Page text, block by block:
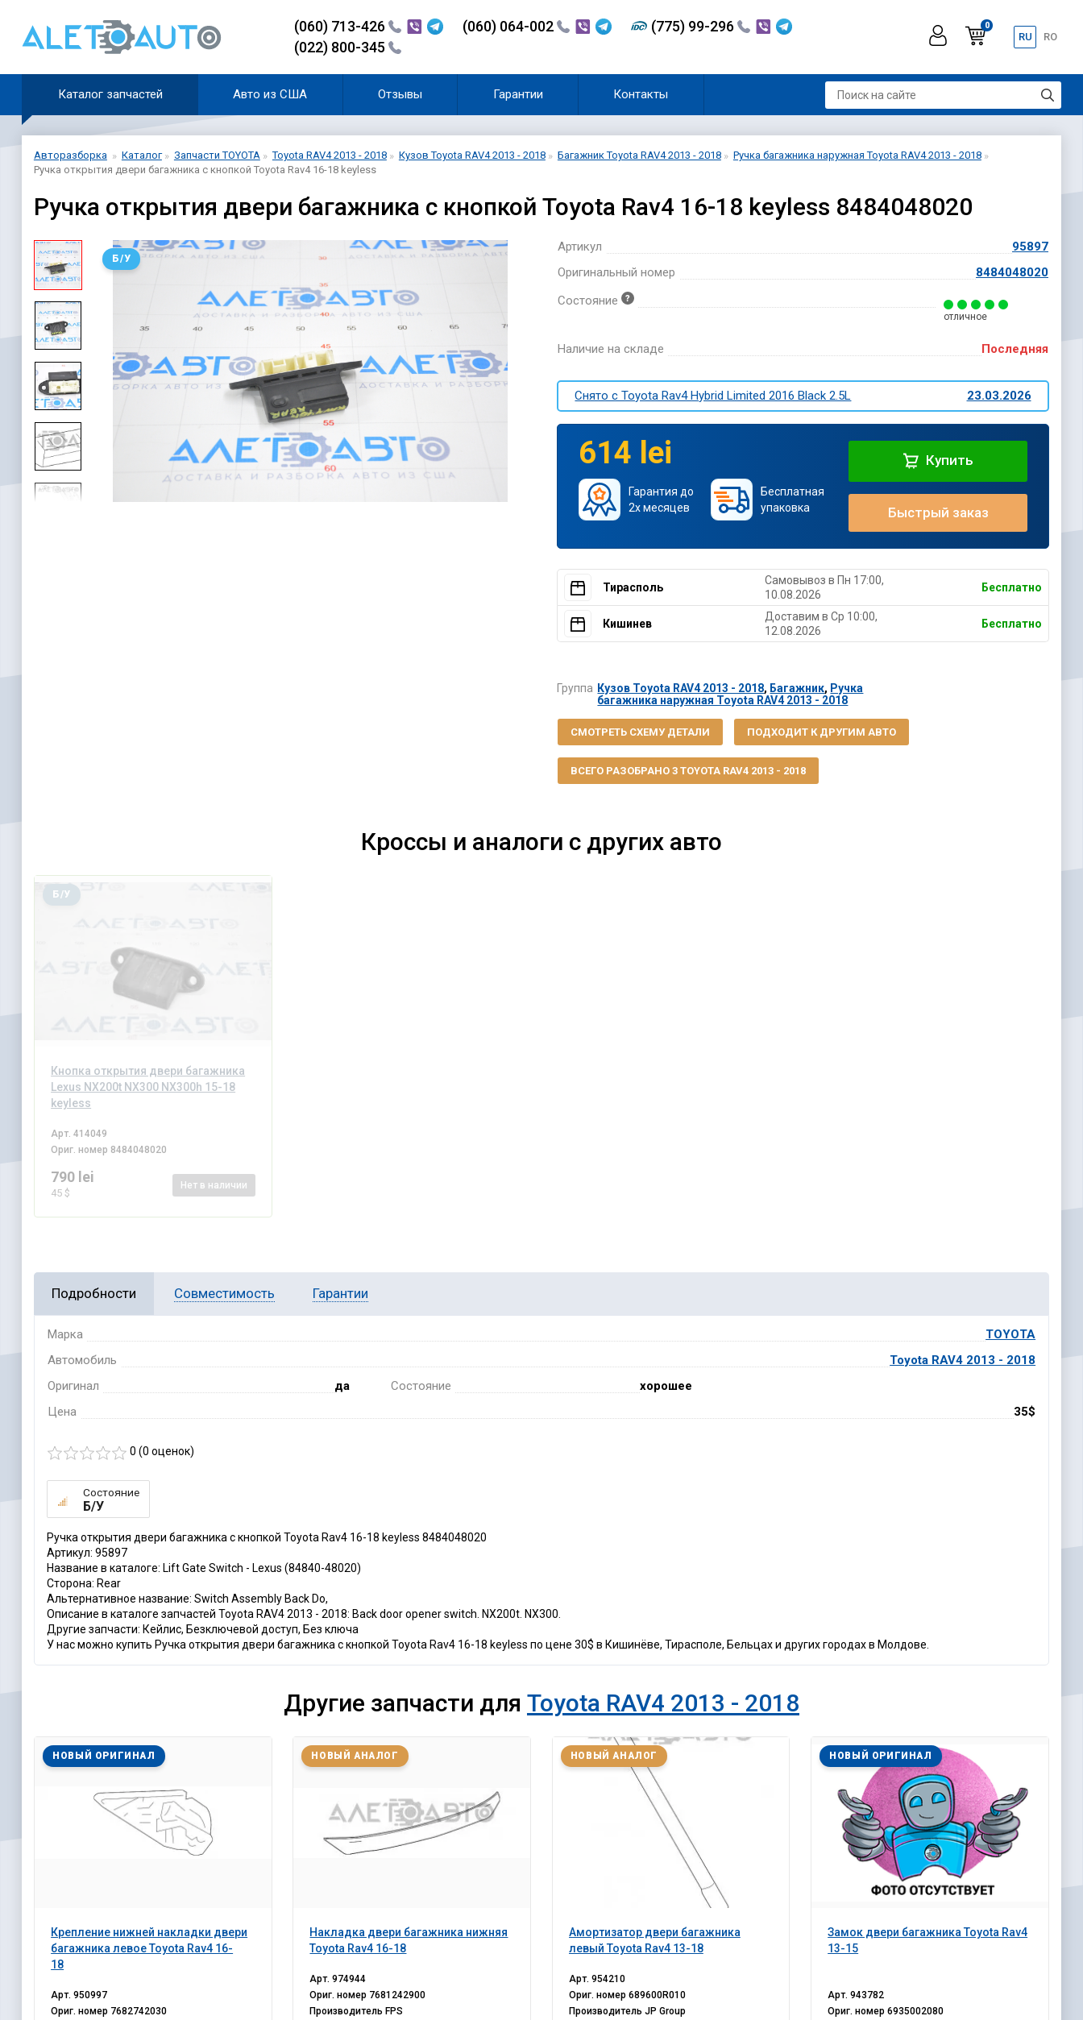
(060) 713-426 (060) 064-002
(775) 99-296
(022) 800-345
0
RU RO
Каталог запчастей Авто из США Отзывы Гарантии Контакты
Авторазборка Каталог Запчасти TOYOTA Toyota RAV4 2013 - 2018 Кузов Toyota RAV4 2013 - 2018 Багажник Toyota RAV4 2013 - 2018
Ручка багажника наружная Toyota RAV4 2013 - 2018
Ручка открытия двери багажника с кнопкой Toyota Rav4 16-18 keyless
Ручка открытия двери багажника с кнопкой Toyota Rav4 16-18 keyless 8484048020
Б/У
Артикул
95897
Оригинальный номер
8484048020
Состояние
отличное
Наличие на складе Последняя
Снято c Toyota Rav4 Hybrid Limited 2016 Black 2.5L 23.03.2026
614 lei
Гарантия до
2х месяцев
Бесплатная
упаковка
Купить
Быстрый заказ
Тирасполь
Самовывоз в Пн 17:00,
10.08.2026
Бесплатно
Кишинев
Доставим в Ср 10:00,
12.08.2026
Бесплатно
Группа Кузов Toyota RAV4 2013 - 2018, Багажник, Ручка
багажника наружная Toyota RAV4 2013 - 2018
СМОТРЕТЬ СХЕМУ ДЕТАЛИ ПОДХОДИТ К ДРУГИМ АВТО
ВСЕГО РАЗОБРАНО 3 TOYOTA RAV4 2013 - 2018
Кроссы и аналоги с других авто
Кнопка открытия двери багажника
Lexus NX200t NX300 NX300h 15-18
keyless
Б/У
Арт.414049
Ориг. номер 8484048020
790 lei
45 $
Нет в наличии
Подробности Совместимость Гарантии
Марка
TOYOTA
Автомобиль
Toyota RAV4 2013 - 2018
Оригинал
да Состояние
хорошее
Цена
35$
0 (0 оценок)
Состояние
Б/У
Ручка открытия двери багажника с кнопкой Toyota Rav4 16-18 keyless 8484048020
Артикул: 95897
Название в каталоге: Lift Gate Switch - Lexus (84840-48020)
Сторона: Rear
Альтернативное название: Switch Assembly Back Do,
Описание в каталоге запчастей Toyota RAV4 2013 - 2018: Back door opener switch. NX200t. NX300.
Другие запчасти: Кейлис, Безключевой доступ, Без ключа
У нас можно купить Ручка открытия двери багажника с кнопкой Toyota Rav4 16-18 keyless по цене 30$ в Кишинёве, Тирасполе, Бельцах и других городах в Молдове.
Другие запчасти для Toyota RAV4 2013 - 2018
Крепление нижней накладки двери
багажника левое Toyota Rav4 16-
18
НОВЫЙ ОРИГИНАЛ
Арт.950997
Ориг. номер 7682742030
Накладка двери багажника нижняя
Toyota Rav4 16-18
НОВЫЙ АНАЛОГ
Арт.974944
Ориг. номер 7681242900
Производитель FPS
Амортизатор двери багажника
левый Toyota Rav4 13-18
НОВЫЙ АНАЛОГ
Арт. 954210
Ориг. номер 689600R010
Производитель JP Group
Замок двери багажника Toyota Rav4
13-15
НОВЫЙ ОРИГИНАЛ
Арт.943782
Ориг. номер6935002080